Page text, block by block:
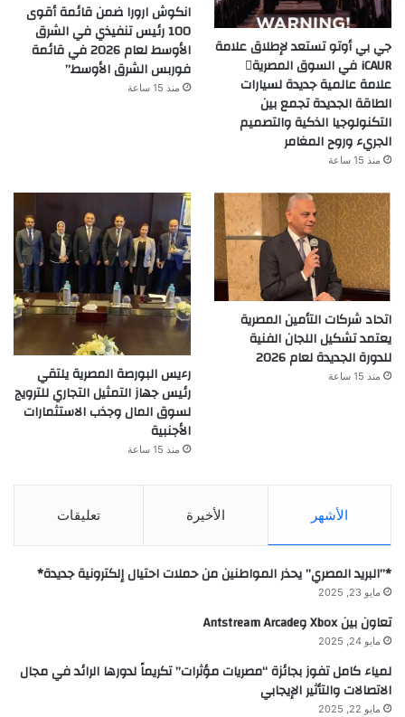
جي بي أوتو تستعد لإطلاق علامة
iCAUR في السوق المصرية
علامة عالمية جديدة لسيارات
الطاقة الجديدة تجمع بين
التكنولوجيا الذكية والتصميم
الجريء وروح المغامر
منذ 15 ساعة
انكوش ارورا ضمن قائمة أقوى
100 رئيس تنفيذي في الشرق
الأوسط لعام 2026 في قائمة
فوربس الشرق الأوسط”
منذ 15 ساعة
اتحاد شركات التأمين المصرية
يعتمد تشكيل اللجان الفنية
للدورة الجديدة لعام 2026
منذ 15 ساعة
رءيس البورصة المصرية يلتقي
رئيس جهاز التمثيل التجاري للترويج
لسوق المال وجذب الاستثمارات
الأجنبية
منذ 15 ساعة
الأشهر الأخيرة تعليقات
*”البريد المصري” يحذر المواطنين من حملات احتيال إلكترونية جديدة*
مايو 23, 2025
تعاون بين Xbox وAntstream Arcade
مايو 24, 2025
لمياء كامل تفوز بجائزة “مصريات مؤثرات” تكريماً لدورها الرائد في مجال
الاتصالات والتأثير الإيجابي
مايو 22, 2025